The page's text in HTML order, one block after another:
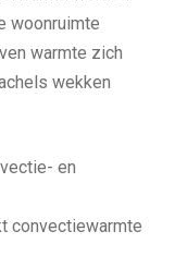
woonruimte
warmte zich
wekken
en
convectiewarmte